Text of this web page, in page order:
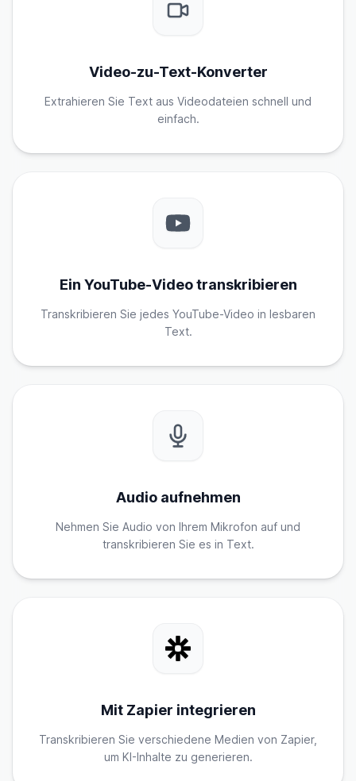
Video-zu-Text-Konverter
Extrahieren Sie Text aus Videodateien schnell und
einfach.
Ein YouTube-Video transkribieren
Transkribieren Sie jedes YouTube-Video in lesbaren
Text.
Audio aufnehmen
Nehmen Sie Audio von Ihrem Mikrofon auf und
transkribieren Sie es in Text.
Mit Zapier integrieren
Transkribieren Sie verschiedene Medien von Zapier,
um KI-Inhalte zu generieren.